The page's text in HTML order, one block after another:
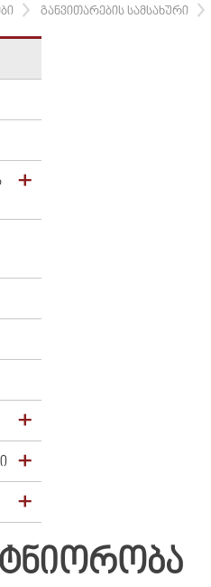
ᲒᲐᲜᲕᲘᲗᲐᲠᲔᲑᲘᲡ ᲡᲐᲛᲡᲐᲮᲣᲠᲘ